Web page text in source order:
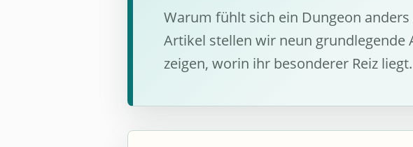
Warum fühlt sich ein Dungeon
Artikel stellen wir neun
zeigen, worin ihr besonderer Reiz liegt.